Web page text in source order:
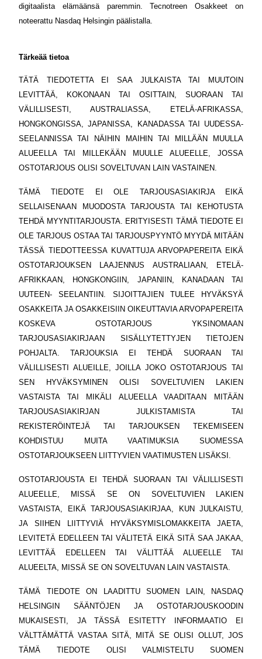
digitaalista elämäänsä paremmin. Tecnotreen Osakkeet on
noteerattu Nasdaq Helsingin päälistalla.
Tärkeää tietoa
TÄTÄ TIEDOTETTA EI SAA JULKAISTA TAI MUUTOIN
LEVITTÄÄ, KOKONAAN TAI OSITTAIN, SUORAAN TAI
VÄLILLISESTI, AUSTRALIASSA, ETELÄ-AFRIKASSA,
HONGKONGISSA, JAPANISSA, KANADASSA TAI UUDESSA-
SEELANNISSA TAI NÄIHIN MAIHIN TAI MILLÄÄN MUULLA
ALUEELLA TAI MILLEKÄÄN MUULLE ALUEELLE, JOSSA
OSTOTARJOUS OLISI SOVELTUVAN LAIN VASTAINEN.
TÄMÄ TIEDOTE EI OLE TARJOUSASIAKIRJA EIKÄ
SELLAISENAAN MUODOSTA TARJOUSTA TAI KEHOTUSTA
TEHDÄ MYYNTITARJOUSTA. ERITYISESTI TÄMÄ TIEDOTE EI
OLE TARJOUS OSTAA TAI TARJOUSPYYNTÖ MYYDÄ MITÄÄN
TÄSSÄ TIEDOTTEESSA KUVATTUJA ARVOPAPEREITA EIKÄ
OSTOTARJOUKSEN LAAJENNUS AUSTRALIAAN, ETELÄ-
AFRIKKAAN, HONGKONGIIN, JAPANIIN, KANADAAN TAI
UUTEEN- SEELANTIIN. SIJOITTAJIEN TULEE HYVÄKSYÄ
OSAKKEITA JA OSAKKEISIIN OIKEUTTAVIA ARVOPAPEREITA
KOSKEVA OSTOTARJOUS YKSINOMAAN
TARJOUSASIAKIRJAAN SISÄLLYTETTYJEN TIETOJEN
POHJALTA. TARJOUKSIA EI TEHDÄ SUORAAN TAI
VÄLILLISESTI ALUEILLE, JOILLA JOKO OSTOTARJOUS TAI
SEN HYVÄKSYMINEN OLISI SOVELTUVIEN LAKIEN
VASTAISTA TAI MIKÄLI ALUEELLA VAADITAAN MITÄÄN
TARJOUSASIAKIRJAN JULKISTAMISTA TAI
REKISTERÖINTEJÄ TAI TARJOUKSEN TEKEMISEEN
KOHDISTUU MUITA VAATIMUKSIA SUOMESSA
OSTOTARJOUKSEEN LIITTYVIEN VAATIMUSTEN LISÄKSI.
OSTOTARJOUSTA EI TEHDÄ SUORAAN TAI VÄLILLISESTI
ALUEELLE, MISSÄ SE ON SOVELTUVIEN LAKIEN
VASTAISTA, EIKÄ TARJOUSASIAKIRJAA, KUN JULKAISTU,
JA SIIHEN LIITTYVIÄ HYVÄKSYMISLOMAKKEITA JAETA,
LEVITETÄ EDELLEEN TAI VÄLITETÄ EIKÄ SITÄ SAA JAKAA,
LEVITTÄÄ EDELLEEN TAI VÄLITTÄÄ ALUEELLE TAI
ALUEELTA, MISSÄ SE ON SOVELTUVAN LAIN VASTAISTA.
TÄMÄ TIEDOTE ON LAADITTU SUOMEN LAIN, NASDAQ
HELSINGIN SÄÄNTÖJEN JA OSTOTARJOUSKOODIN
MUKAISESTI, JA TÄSSÄ ESITETTY INFORMAATIO EI
VÄLTTÄMÄTTÄ VASTAA SITÄ, MITÄ SE OLISI OLLUT, JOS
TÄMÄ TIEDOTE OLISI VALMISTELTU SUOMEN